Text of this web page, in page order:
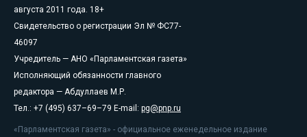
августа 2011 года. 18+
Свидетельство о регистрации Эл № ФС77-
46097
Учредитель — АНО «Парламентская газета»
Исполняющий обязанности главного
редактора — Абдуллаев М.Р.
Тел.: +7 (495) 637–69–79 E-mail: pg@pnp.ru
«Парламентская газета» - официальное еженедельное издание